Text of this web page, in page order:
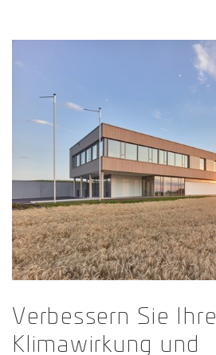
Verbessern Sie Ihre
Klimawirkung und